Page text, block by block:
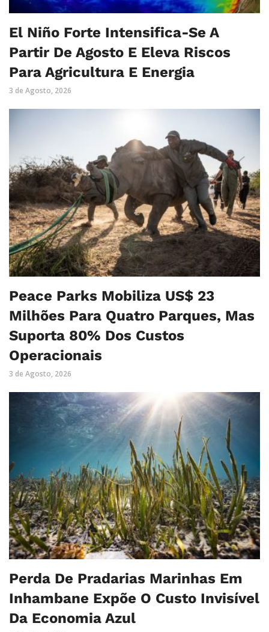
El Niño Forte Intensifica-Se A
Partir De Agosto E Eleva Riscos
Para Agricultura E Energia
3 de Agosto, 2026
Peace Parks Mobiliza US$ 23
Milhões Para Quatro Parques, Mas
Suporta 80% Dos Custos
Operacionais
3 de Agosto, 2026
Perda De Pradarias Marinhas Em
Inhambane Expõe O Custo Invisível
Da Economia Azul